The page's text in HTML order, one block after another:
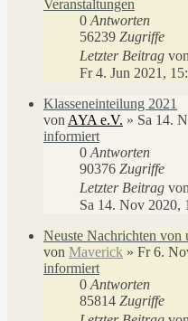
Veranstaltungen
0 Antworten
56239 Zugriffe
Letzter Beitrag von
Fr 4. Jun 2021,
Klasseneinteilung 2021
von AYA e.V. » Sa 14.
informiert
0 Antworten
90376 Zugriffe
Letzter Beitrag von
Sa 14. Nov 2020,
Neuste Nachrichten von
von Maverick » Fr 6.
informiert
0 Antworten
85814 Zugriffe